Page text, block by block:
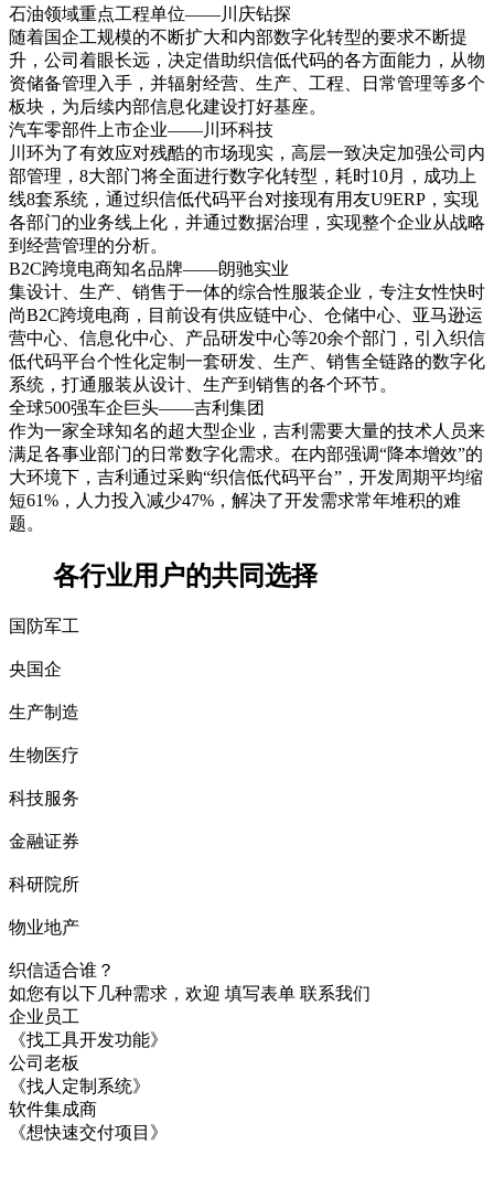
石油领域重点工程单位——川庆钻探
随着国企工规模的不断扩大和内部数字化转型的要求不断提
升，公司着眼长远，决定借助织信低代码的各方面能力，从物
资储备管理入手，并辐射经营、生产、工程、日常管理等多个
板块，为后续内部信息化建设打好基座。
汽车零部件上市企业——川环科技
川环为了有效应对残酷的市场现实，高层一致决定加强公司内
部管理，8大部门将全面进行数字化转型，耗时10月，成功上
线8套系统，通过织信低代码平台对接现有用友U9ERP，实现
各部门的业务线上化，并通过数据治理，实现整个企业从战略
到经营管理的分析。
B2C跨境电商知名品牌——朗驰实业
集设计、生产、销售于一体的综合性服装企业，专注女性快时
尚B2C跨境电商，目前设有供应链中心、仓储中心、亚马逊运
营中心、信息化中心、产品研发中心等20余个部门，引入织信
低代码平台个性化定制一套研发、生产、销售全链路的数字化
系统，打通服装从设计、生产到销售的各个环节。
全球500强车企巨头——吉利集团
作为一家全球知名的超大型企业，吉利需要大量的技术人员来
满足各事业部门的日常数字化需求。在内部强调“降本增效”的
大环境下，吉利通过采购“织信低代码平台”，开发周期平均缩
短61%，人力投入减少47%，解决了开发需求常年堆积的难
题。
各行业用户的共同选择
国防军工
央国企
生产制造
生物医疗
科技服务
金融证券
科研院所
物业地产
织信适合谁？
如您有以下几种需求，欢迎 填写表单 联系我们
企业员工
《找工具开发功能》
公司老板
《找人定制系统》
软件集成商
《想快速交付项目》